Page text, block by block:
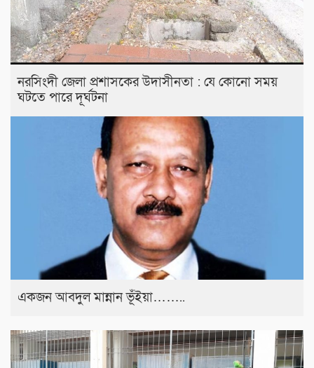
নরসিংদী জেলা প্রশাসকের উদাসীনতা : যে কোনো সময়
ঘটতে পারে দূর্ঘটনা
একজন আবদুল মান্নান ভূঁইয়া……..